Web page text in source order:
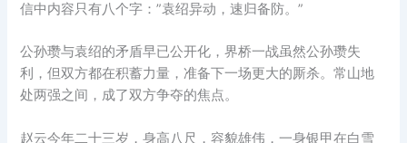
信中内容只有八个字：”袁绍异动，速归备防。”
公孙瓒与袁绍的矛盾早已公开化，界桥一战虽然公孙瓒失
利，但双方都在积蓄力量，准备下一场更大的厮杀。常山地
处两强之间，成了双方争夺的焦点。
赵云今年二十三岁，身高八尺，容貌雄伟，一身银甲在白雪